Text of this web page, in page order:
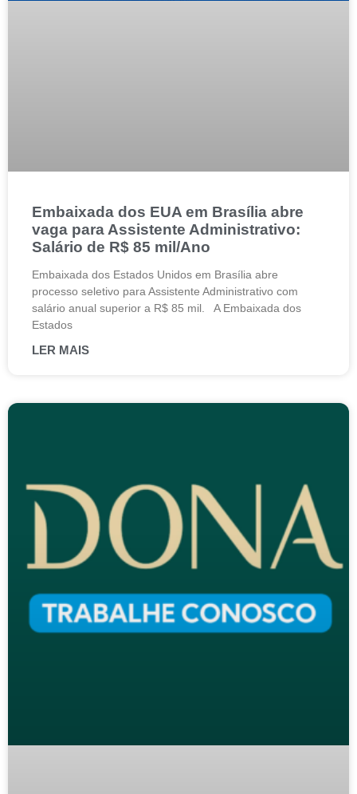
Embaixada dos EUA em Brasília abre
vaga para Assistente Administrativo:
Salário de R$ 85 mil/Ano
Embaixada dos Estados Unidos em Brasília abre
processo seletivo para Assistente Administrativo com
salário anual superior a R$ 85 mil. A Embaixada dos
Estados
LER MAIS